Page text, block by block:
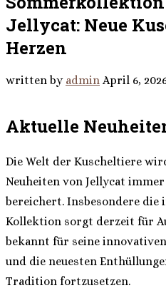
Jellycat: Neue
Herzen
written by admin April 6,
Aktuelle
Die Welt der Kuscheltiere
Neuheiten von Jellycat
bereichert. Insbesondere die
Kollektion sorgt derzeit für
bekannt für seine
und die neuesten
Tradition fortzusetzen.